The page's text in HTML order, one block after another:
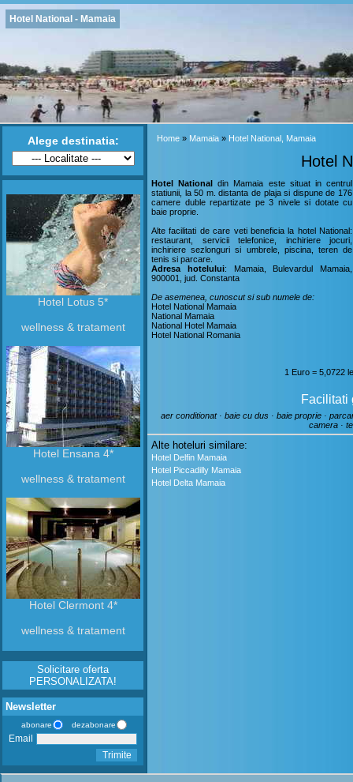
Hotel National - Mamaia
Alege destinatia:
Hotel Lotus 5*
wellness & tratament
Hotel Ensana 4*
wellness & tratament
Hotel Clermont 4*
wellness & tratament
Solicitare oferta
PERSONALIZATA!
Newsletter
abonare dezabonare
Email
Trimite
Home » Mamaia » Hotel National, Mamaia
Hotel
Hotel National din Mamaia este situat in centrul
statiunii, la 50 m. distanta de plaja si dispune de 176
camere duble repartizate pe 3 nivele si dotate cu
baie proprie.
Alte facilitati de care veti beneficia la hotel National:
restaurant, servicii telefonice, inchiriere jocuri,
inchiriere sezlonguri si umbrele, piscina, teren de
tenis si parcare.
Adresa hotelului: Mamaia, Bulevardul Mamaia,
900001, jud. Constanta
De asemenea, cunoscut si sub numele de:
Hotel National Mamaia
National Mamaia
National Hotel Mamaia
Hotel National Romania
1 Euro = 5,0722
Facilitati
aer conditionat · baie cu dus · baie proprie ·
camera ·
Alte hoteluri similare:
Hotel Delfin Mamaia
Hotel Piccadilly Mamaia
Hotel Delta Mamaia